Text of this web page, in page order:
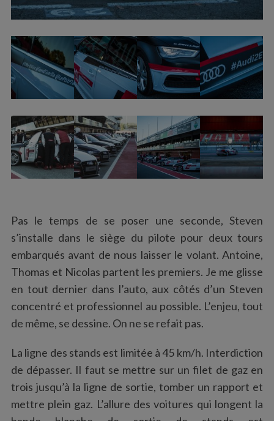
Pas le temps de se poser une seconde, Steven
s’installe dans le siège du pilote pour deux tours
embarqués avant de nous laisser le volant. Antoine,
Thomas et Nicolas partent les premiers. Je me glisse
en tout dernier dans l’auto, aux côtés d’un Steven
concentré et professionnel au possible. L’enjeu, tout
de même, se dessine. On ne se refait pas.
La ligne des stands est limitée à 45 km/h. Interdiction
de dépasser. Il faut se mettre sur un filet de gaz en
trois jusqu’à la ligne de sortie, tomber un rapport et
mettre plein gaz. L’allure des voitures qui longent la